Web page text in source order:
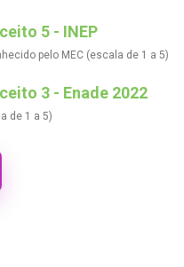
5 - INEP
pelo MEC (escala de 1 a 5)
3 - Enade 2022
de 1 a 5)